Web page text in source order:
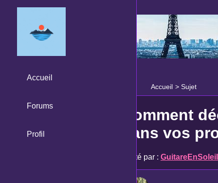
Accueil > Sujet
Accueil
Forums
Profil
Comment
dans vos
Posté par : GuitareEnSoleil